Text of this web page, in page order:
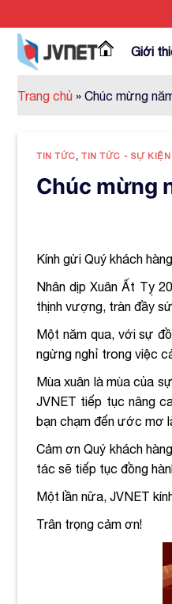
to
content
Giới
Trang chủ » Chúc mừng
TIN TỨC ,TIN TỨC - SỰ KIỆN
Chúc mừng
Kính gửi Quý khách
Nhân dịp Xuân Ất Tỵ
thịnh vượng, tràn đầy
Một năm qua, với sự
ngừng nghỉ trong việc
Mùa xuân là mùa của
JVNET tiếp tục nâng
bạn chạm đến ước mơ
Cảm ơn Quý khách
tác sẽ tiếp tục đồng
Một lần nữa, JVNET
Trân trọng cảm ơn!